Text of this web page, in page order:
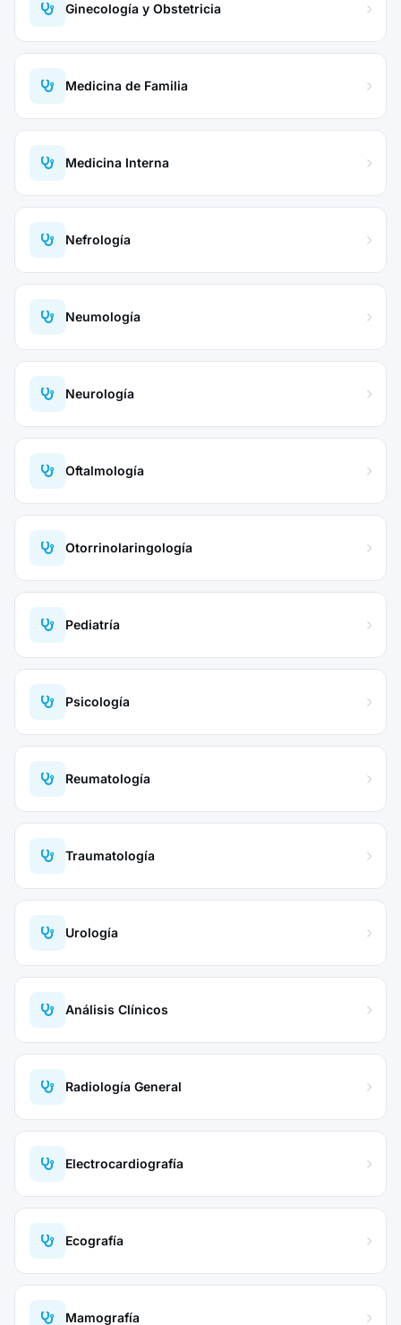
Ginecología y Obstetricia
Medicina de Familia
Medicina Interna
Nefrología
Neumología
Neurología
Oftalmología
Otorrinolaringología
Pediatría
Psicología
Reumatología
Traumatología
Urología
Análisis Clínicos
Radiología General
Electrocardiografía
Ecografía
Mamografía